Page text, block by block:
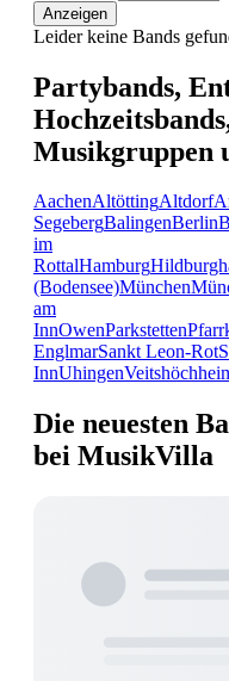
Anzeigen
Leider keine Bands
Partybands,
Musikgruppen
AachenAltöttingAltdorf
SegebergBalingenBerlin
im
RottalHamburg
(Bodensee)München
am
InnOwenParkstetten
EnglmarSankt Leon-Rot
InnUhingen
Die neuesten
bei MusikVilla